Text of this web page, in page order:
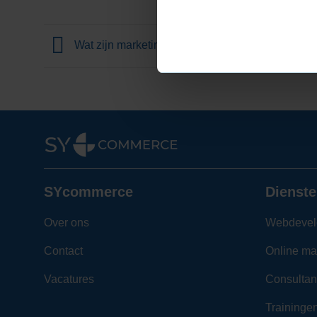
Wat zijn marketingdoelstellingen?
SYcommerce
Over ons
Contact
Vacatures
Online